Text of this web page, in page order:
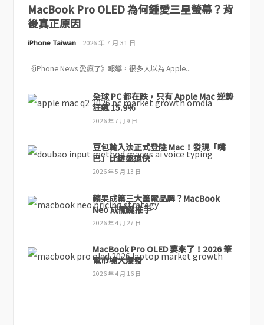
MacBook Pro OLED 為何鍾愛三星螢幕？背
後真正原因
iPhone Taiwan 2026 年 7 月 31 日
《iPhone News 愛瘋了》報導，很多人以為 Apple...
全球 PC 都在跌，只有 Apple Mac 逆勢
狂飆 15.9%
2026 年 7 月 9 日
豆包輸入法正式登陸 Mac！發現「嘴
巴」比鍵盤還快
2026 年 5 月 13 日
蘋果成第三大筆電品牌？MacBook
Neo 成關鍵推手
2026 年 4 月 27 日
MacBook Pro OLED 要來了！2026 筆
電市場大爆發
2026 年 4 月 16 日